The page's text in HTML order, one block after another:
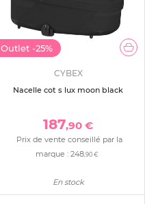
Outlet -25%
CYBEX
Nacelle cot s lux moon black
187,90 €
Prix de vente conseillé par la
marque : 248,90 €
En stock